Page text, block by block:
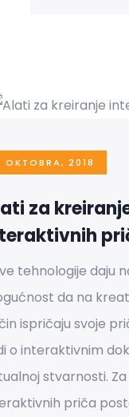
OKTOBRA, 2018
za
tehnologije daju
da na
ispričaju svoje
o interaktivnim
stvarnosti. Za
priča